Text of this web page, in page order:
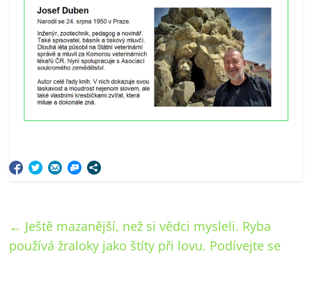
← Ještě mazanější, než si vědci mysleli. Ryba
používá žraloky jako štíty při lovu. Podívejte se